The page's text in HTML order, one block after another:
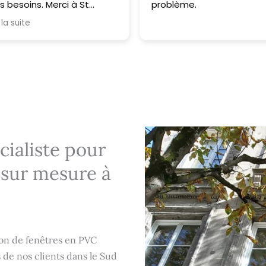
besoins. Merci à St
pour son
la suite
problème.
pour
mesure à
de fenêtres en PVC
nos clients dans le Sud